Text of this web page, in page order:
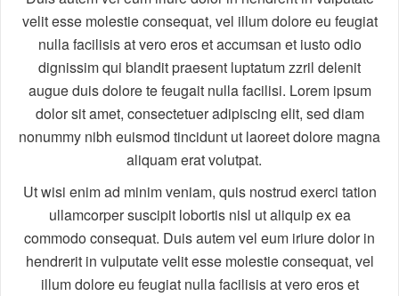
velit esse molestie consequat, vel illum dolore eu feugiat
nulla facilisis at vero eros et accumsan et iusto odio
dignissim qui blandit praesent luptatum zzril delenit
augue duis dolore te feugait nulla facilisi. Lorem ipsum
dolor sit amet, consectetuer adipiscing elit, sed diam
nonummy nibh euismod tincidunt ut laoreet dolore magna
aliquam erat volutpat.
Ut wisi enim ad minim veniam, quis nostrud exerci tation
ullamcorper suscipit lobortis nisl ut aliquip ex ea
commodo consequat. Duis autem vel eum iriure dolor in
hendrerit in vulputate velit esse molestie consequat, vel
illum dolore eu feugiat nulla facilisis at vero eros et